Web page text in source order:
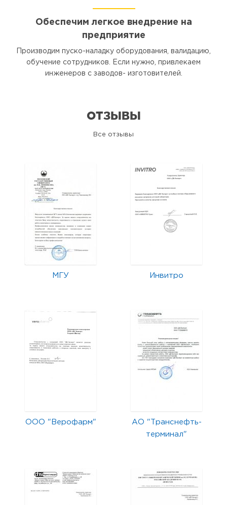
Обеспечим легкое внедрение на
предприятие
Производим пуско-наладку оборудования, валидацию,
обучение сотрудников. Если нужно, привлекаем
инженеров с заводов- изготовителей.
ОТЗЫВЫ
Все отзывы
МГУ Инвитро
ООО "Верофарм"
АО "Транснефть-
терминал"